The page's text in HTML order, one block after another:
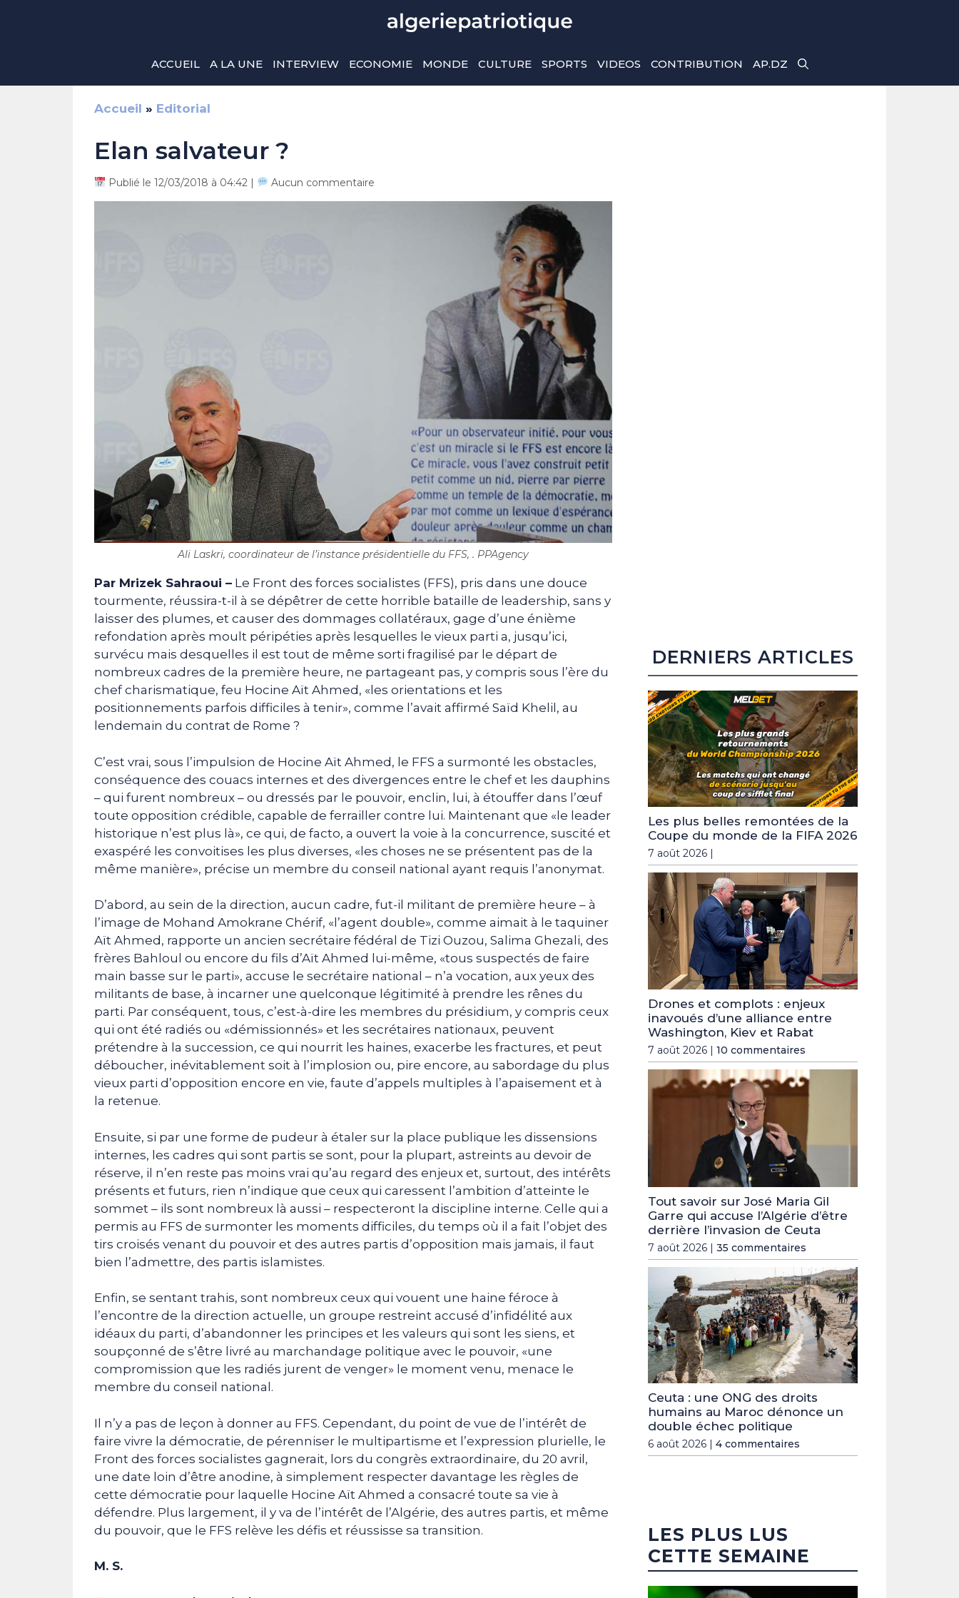
ACCUEIL A LA UNE INTERVIEW ECONOMIE MONDE CULTURE SPORTS VIDEOS CONTRIBUTION AP.DZ
Accueil » Editorial
Elan salvateur ?
Publié le 12/03/2018 à 04:42 | Aucun commentaire
Ali Laskri, coordinateur de l’instance présidentielle du FFS, . PPAgency
Par Mrizek Sahraoui – Le Front des forces socialistes (FFS), pris dans une douce
tourmente, réussira-t-il à se dépêtrer de cette horrible bataille de leadership, sans y
laisser des plumes, et causer des dommages collatéraux, gage d’une énième
refondation après moult péripéties après lesquelles le vieux parti a, jusqu’ici,
survécu mais desquelles il est tout de même sorti fragilisé par le départ de
nombreux cadres de la première heure, ne partageant pas, y compris sous l’ère du
chef charismatique, feu Hocine Aït Ahmed, «les orientations et les
positionnements parfois difficiles à tenir», comme l’avait affirmé Saïd Khelil, au
lendemain du contrat de Rome ?
C’est vrai, sous l’impulsion de Hocine Aït Ahmed, le FFS a surmonté les obstacles,
conséquence des couacs internes et des divergences entre le chef et les dauphins
– qui furent nombreux – ou dressés par le pouvoir, enclin, lui, à étouffer dans l’œuf
toute opposition crédible, capable de ferrailler contre lui. Maintenant que «le leader
historique n’est plus là», ce qui, de facto, a ouvert la voie à la concurrence, suscité et
exaspéré les convoitises les plus diverses, «les choses ne se présentent pas de la
même manière», précise un membre du conseil national ayant requis l’anonymat.
D’abord, au sein de la direction, aucun cadre, fut-il militant de première heure – à
l’image de Mohand Amokrane Chérif, «l’agent double», comme aimait à le taquiner
Aït Ahmed, rapporte un ancien secrétaire fédéral de Tizi Ouzou, Salima Ghezali, des
frères Bahloul ou encore du fils d’Aït Ahmed lui-même, «tous suspectés de faire
main basse sur le parti», accuse le secrétaire national – n’a vocation, aux yeux des
militants de base, à incarner une quelconque légitimité à prendre les rênes du
parti. Par conséquent, tous, c’est-à-dire les membres du présidium, y compris ceux
qui ont été radiés ou «démissionnés» et les secrétaires nationaux, peuvent
prétendre à la succession, ce qui nourrit les haines, exacerbe les fractures, et peut
déboucher, inévitablement soit à l’implosion ou, pire encore, au sabordage du plus
vieux parti d’opposition encore en vie, faute d’appels multiples à l’apaisement et à
la retenue.
Ensuite, si par une forme de pudeur à étaler sur la place publique les dissensions
internes, les cadres qui sont partis se sont, pour la plupart, astreints au devoir de
réserve, il n’en reste pas moins vrai qu’au regard des enjeux et, surtout, des intérêts
présents et futurs, rien n’indique que ceux qui caressent l’ambition d’atteinte le
sommet – ils sont nombreux là aussi – respecteront la discipline interne. Celle qui a
permis au FFS de surmonter les moments difficiles, du temps où il a fait l’objet des
tirs croisés venant du pouvoir et des autres partis d’opposition mais jamais, il faut
bien l’admettre, des partis islamistes.
Enfin, se sentant trahis, sont nombreux ceux qui vouent une haine féroce à
l’encontre de la direction actuelle, un groupe restreint accusé d’infidélité aux
idéaux du parti, d’abandonner les principes et les valeurs qui sont les siens, et
soupçonné de s’être livré au marchandage politique avec le pouvoir, «une
compromission que les radiés jurent de venger» le moment venu, menace le
membre du conseil national.
Il n’y a pas de leçon à donner au FFS. Cependant, du point de vue de l’intérêt de
faire vivre la démocratie, de pérenniser le multipartisme et l’expression plurielle, le
Front des forces socialistes gagnerait, lors du congrès extraordinaire, du 20 avril,
une date loin d’être anodine, à simplement respecter davantage les règles de
cette démocratie pour laquelle Hocine Aït Ahmed a consacré toute sa vie à
défendre. Plus largement, il y va de l’intérêt de l’Algérie, des autres partis, et même
du pouvoir, que le FFS relève les défis et réussisse sa transition.
M. S.
DERNIERS ARTICLES
Les plus belles remontées de la
Coupe du monde de la FIFA 2026
7 août 2026 |
Drones et complots : enjeux
inavoués d’une alliance entre
Washington, Kiev et Rabat
7 août 2026 | 10 commentaires
Tout savoir sur José Maria Gil
Garre qui accuse l’Algérie d’être
derrière l’invasion de Ceuta
7 août 2026 | 35 commentaires
Ceuta : une ONG des droits
humains au Maroc dénonce un
double échec politique
6 août 2026 | 4 commentaires
LES PLUS LUS
CETTE SEMAINE